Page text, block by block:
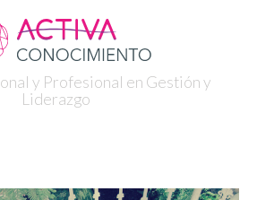
y Profesional en Gestión y
Liderazgo